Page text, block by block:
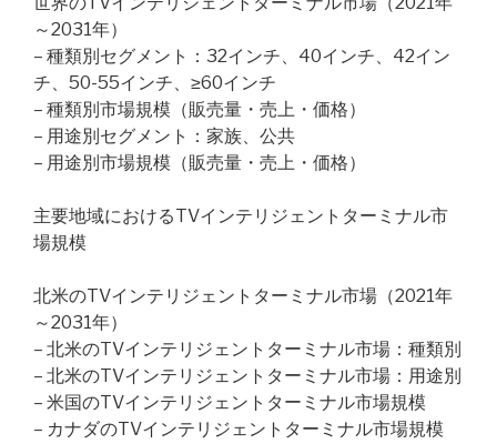
～2031年）
– 種類別セグメント：32インチ、40インチ、42イン
チ、50-55インチ、≥60インチ
– 種類別市場規模（販売量・売上・価格）
– 用途別セグメント：家族、公共
– 用途別市場規模（販売量・売上・価格）
主要地域におけるTVインテリジェントターミナル市
場規模
北米のTVインテリジェントターミナル市場（2021年
～2031年）
– 北米のTVインテリジェントターミナル市場：種類別
– 北米のTVインテリジェントターミナル市場：用途別
– 米国のTVインテリジェントターミナル市場規模
– カナダのTVインテリジェントターミナル市場規模